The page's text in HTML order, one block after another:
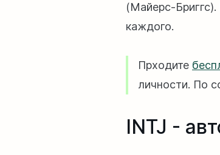
(Майерс-
каждого.
Прходите
личности. По
INTJ -